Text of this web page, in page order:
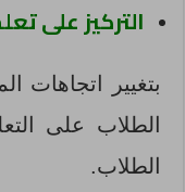
التركيز على
بتغيير اتجاهات
الطلاب على
الطلاب.